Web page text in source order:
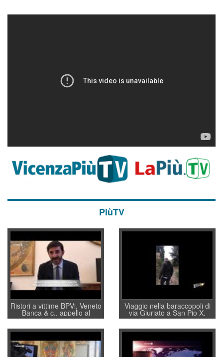
PiùTV
Ristori a vittime BPVi, Veneto
Banca & c., appello al
sottosegretario Alessio
Villarosa: per mettere ordine
convochi con Di Maio CNCU
a supporto della cabina di
regia al Mef
Viaggio nella baraccopoli di
via Giuriato a San Pio X.
Vicenza ai Vicentini: “faremo
un regalo di Natale ai
residenti”